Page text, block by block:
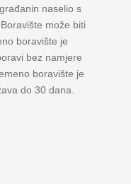
naselio s
može biti
boravište je
bez namjere
boravište je
do 30 dana.